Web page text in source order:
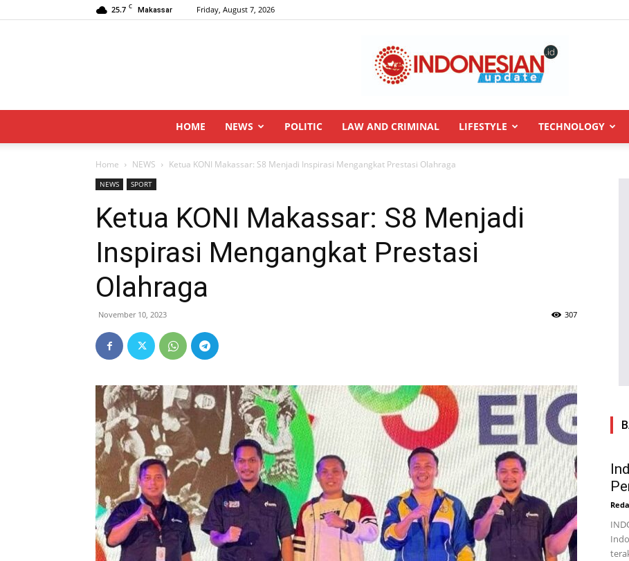
25.7 C Makassar Friday, August 7, 2026
HOME NEWS POLITIC LAW AND CRIMINAL LIFESTYLE TECHNOLOGY
Home NEWS Ketua KONI Makassar: S8 Menjadi Inspirasi Mengangkat Prestasi Olahraga
NEWS SPORT
Ketua KONI Makassar: S8 Menjadi
Inspirasi Mengangkat Prestasi
Olahraga
November 10, 2023 307